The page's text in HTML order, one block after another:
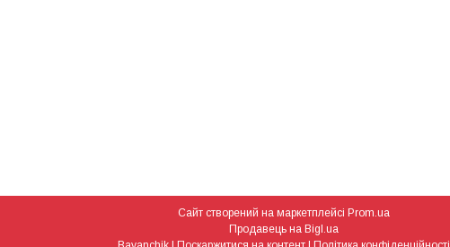
Сайт створений на маркетплейсі Prom.ua
Продавець на Bigl.ua